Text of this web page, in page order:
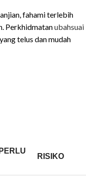
fahami terlebih
Perkhidmatanubahsuai
telus dan mudah
RISIKO